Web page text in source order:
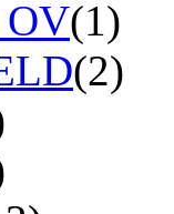
(1)
(2)